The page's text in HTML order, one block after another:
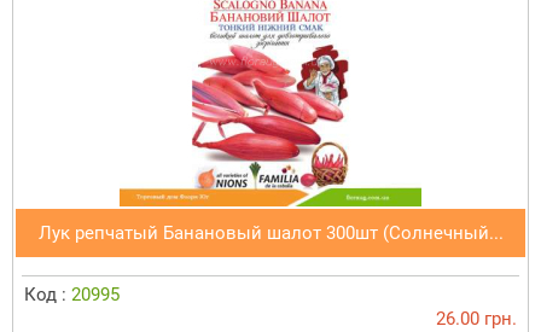
Лук репчатый Банановый шалот 300шт (Солнечный...
Код : 20995
26.00 грн.